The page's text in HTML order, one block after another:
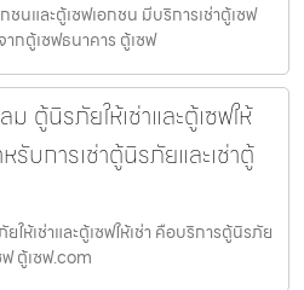
และตู้เซฟเอกชน มีบริการเช่าตู้เซฟ
กตู้เซฟธนาคาร ตู้เซฟ
ตู้นิรภัยให้เช่าและตู้เซฟให้
บการเช่าตู้นิรภัยและเช่าตู้
ห้เช่าและตู้เซฟให้เช่า คือบริการตู้นิรภัย
ฟ ตู้เซฟ.com